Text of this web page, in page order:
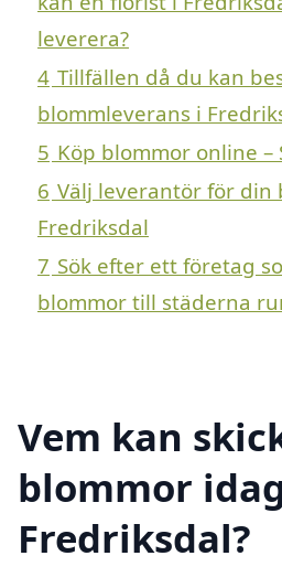
leverera?
4 Tillfällen då du kan
blommleverans i
5 Köp blommor online
6 Välj leverantör för din
Fredriksdal
7 Sök efter ett företag
blommor till städerna
Vem kan
blommor
Fredriksdal?